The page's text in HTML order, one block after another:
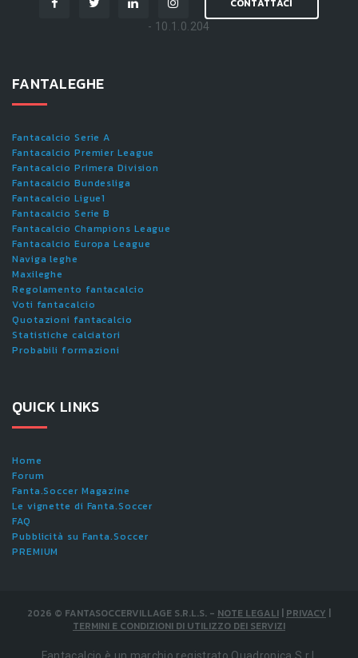
CONTATTACI
- 10.1.0.204
FANTALEGHE
Fantacalcio Serie A
Fantacalcio Premier League
Fantacalcio Primera Division
Fantacalcio Bundesliga
Fantacalcio Ligue1
Fantacalcio Serie B
Fantacalcio Champions League
Fantacalcio Europa League
Naviga leghe
Maxileghe
Regolamento fantacalcio
Voti fantacalcio
Quotazioni fantacalcio
Statistiche calciatori
Probabili formazioni
QUICK LINKS
Home
Forum
Fanta.Soccer Magazine
Le vignette di Fanta.Soccer
FAQ
Pubblicità su Fanta.Soccer
PREMIUM
2026 © FANTASOCCERVILLAGE S.R.L.S. - NOTE LEGALI | PRIVACY |
TERMINI E CONDIZIONI DI UTILIZZO DEI SERVIZI